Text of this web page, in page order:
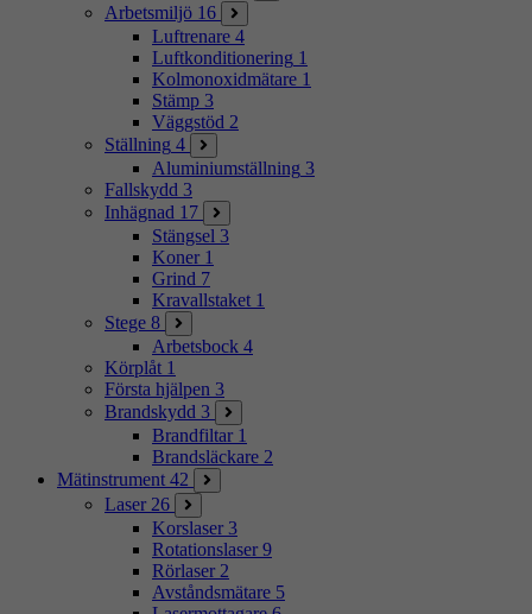
Arbetsmiljö 16
Luftrenare 4
Luftkonditionering 1
Kolmonoxidmätare 1
Stämp 3
Väggstöd 2
Ställning 4
Aluminiumställning 3
Fallskydd 3
Inhägnad 17
Stängsel 3
Koner 1
Grind 7
Kravallstaket 1
Stege 8
Arbetsbock 4
Körplåt 1
Första hjälpen 3
Brandskydd 3
Brandfiltar 1
Brandsläckare 2
Mätinstrument 42
Laser 26
Korslaser 3
Rotationslaser 9
Rörlaser 2
Avståndsmätare 5